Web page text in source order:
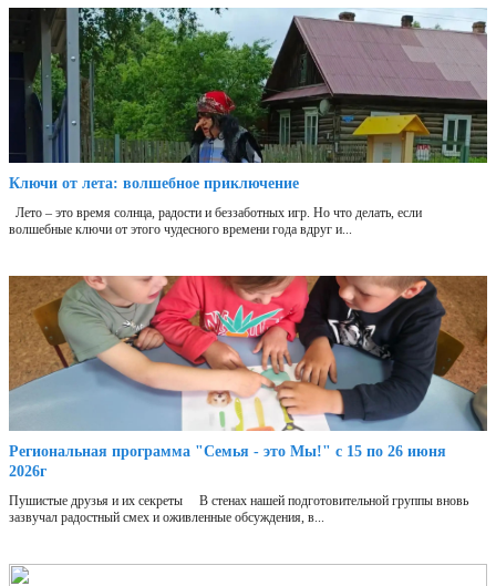
Ключи от лета: волшебное приключение
Лето – это время солнца, радости и беззаботных игр. Но что делать, если
волшебные ключи от этого чудесного времени года вдруг и...
Региональная программа "Семья - это Мы!" с 15 по 26 июня
2026г
Пушистые друзья и их секреты В стенах нашей подготовительной группы вновь
зазвучал радостный смех и оживленные обсуждения, в...